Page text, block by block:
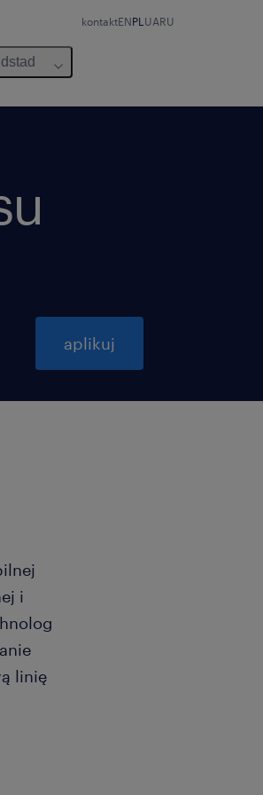
kontaktENPL UARU
aplikuj
i
linię